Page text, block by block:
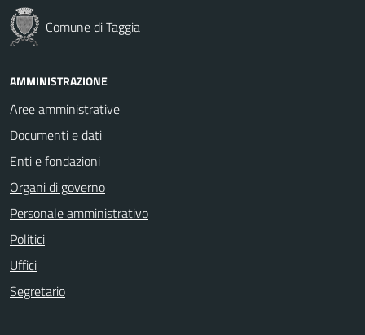
Comune di Taggia
AMMINISTRAZIONE
Aree amministrative
Documenti e dati
Enti e fondazioni
Organi di governo
Personale amministrativo
Politici
Uffici
Segretario